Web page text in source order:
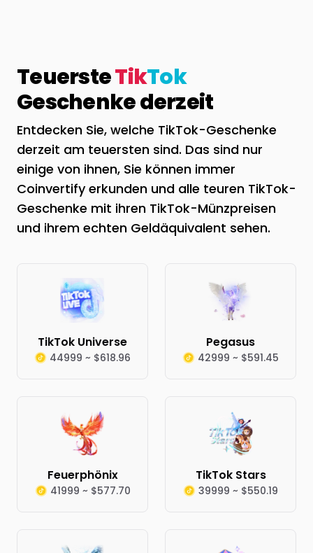
TeuersteTikTok
Geschenke derzeit
Entdecken Sie, welche TikTok-Geschenke
derzeit am teuersten sind. Das sind nur
einige von ihnen, Sie können immer
Coinvertify erkunden und alle teuren TikTok-
Geschenke mit ihren TikTok-Münzpreisen
und ihrem echten Geldäquivalent sehen.
TikTok Universe
44999 ~ $618.96
Pegasus
42999 ~ $591.45
Feuerphönix
41999 ~ $577.70
TikTok Stars
39999 ~ $550.19